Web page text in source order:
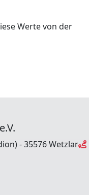
Werte von der
- 35576 Wetzlar